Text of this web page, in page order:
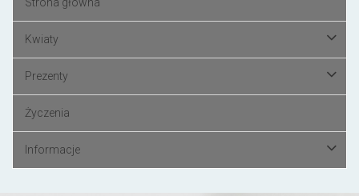
Kwiaty
Prezenty
Życzenia
Informacje